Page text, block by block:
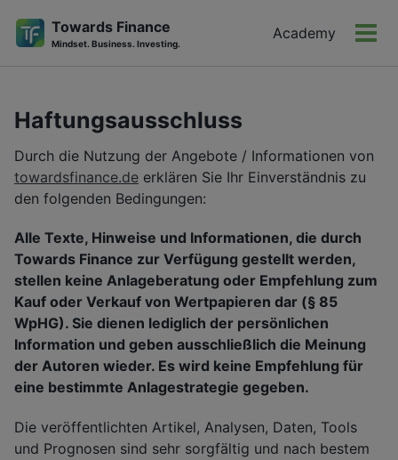
primary
content
footer
Towards Finance
Mindset. Business. Investing.
Academy
Haftungsausschluss
Durch die Nutzung der Angebote / Informationen von
towardsfinance.de erklären Sie Ihr Einverständnis zu
den folgenden Bedingungen:
Alle Texte, Hinweise und Informationen, die durch
Towards Finance zur Verfügung gestellt werden,
stellen keine Anlageberatung oder Empfehlung zum
Kauf oder Verkauf von Wertpapieren dar (§ 85
WpHG). Sie dienen lediglich der persönlichen
Information und geben ausschließlich die Meinung
der Autoren wieder. Es wird keine Empfehlung für
eine bestimmte Anlagestrategie gegeben.
Die veröffentlichten Artikel, Analysen, Daten, Tools
und Prognosen sind sehr sorgfältig und nach bestem